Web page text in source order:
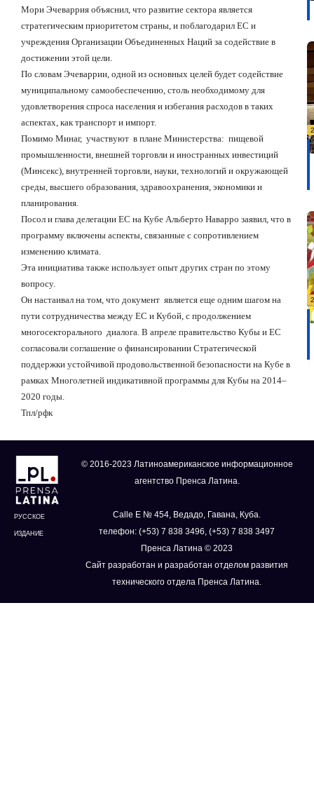
Мори Эчеваррия объяснил, что развитие сектора является
стратегическим приоритетом страны, и поблагодарил ЕС и
учреждения Организации Объединенных Наций за содействие в
достижении этой цели.
По словам Эчеваррии, одной из основных целей будет содействие
муниципальному самообеспечению, столь необходимому для
удовлетворения спроса населения и избегания расходов в таких
аспектах, как транспорт и импорт.
Помимо Минаг, участвуют в плане Министерства: пищевой
промышленности, внешней торговли и иностранных инвестиций
(Минсекс), внутренней торговли, науки, технологий и окружающей
среды, высшего образования, здравоохранения, экономики и
планирования.
Посол и глава делегации ЕС на Кубе Альберто Наварро заявил, что в
программу включены аспекты, связанные с сопротивлением
изменению климата.
Эта инициатива также использует опыт других стран по этому
вопросу.
Он настаивал на том, что документ является еще одним шагом на
пути сотрудничества между ЕС и Кубой, с продолжением
многосекторального диалога. В апреле правительство Кубы и ЕС
согласовали соглашение о финансировании Стратегической
поддержки устойчивой продовольственной безопасности на Кубе в
рамках Многолетней индикативной программы для Кубы на 2014–
2020 годы.
Тпл/рфк
РУССКОЕ
ИЗДАНИЕ
© 2016-2023 Латиноамериканское информационное
агентство Пренса Латина.
Calle E № 454, Ведадо, Гавана, Куба.
телефон: (+53) 7 838 3496, (+53) 7 838 3497
Пренса Латина © 2023
Сайт разработан и разработан отделом развития
технического отдела Пренса Латина.